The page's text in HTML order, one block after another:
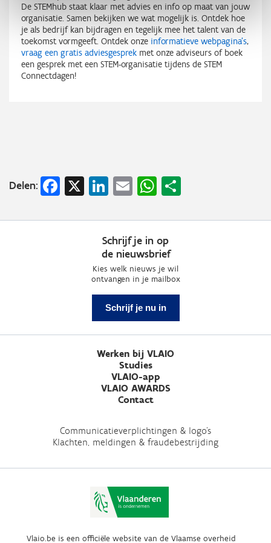
De STEMhub staat klaar met advies en info op maat van jouw
organisatie. Samen bekijken we wat mogelijk is. Ontdek hoe
je als bedrijf kan bijdragen en tegelijk mee het talent van de
toekomst vormgeeft. Ontdek onze informatieve webpagina's,
vraag een gratis adviesgesprek met onze adviseurs of boek
een gesprek met een STEM-organisatie tijdens de STEM
Connectdagen!
Delen: Facebook
X LinkedIn
EmailWhatsApp
Schrijf je in op
de nieuwsbrief
Kies welk nieuws je wil
ontvangen in je mailbox
Schrijf je nu in
Werken bij VLAIO
Studies
VLAIO-app
VLAIO AWARDS
Contact
Communicatieverplichtingen & logo's
Klachten, meldingen & fraudebestrijding
Vlaio.be is een officiële website van de Vlaamse overheid